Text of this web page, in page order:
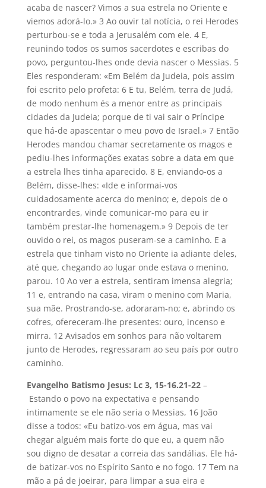
acaba de nascer? Vimos a sua estrela no Oriente e
viemos adorá-lo.» 3 Ao ouvir tal notícia, o rei Herodes
perturbou-se e toda a Jerusalém com ele. 4 E,
reunindo todos os sumos sacerdotes e escribas do
povo, perguntou-lhes onde devia nascer o Messias. 5
Eles responderam: «Em Belém da Judeia, pois assim
foi escrito pelo profeta: 6 E tu, Belém, terra de Judá,
de modo nenhum és a menor entre as principais
cidades da Judeia; porque de ti vai sair o Príncipe
que há-de apascentar o meu povo de Israel.» 7 Então
Herodes mandou chamar secretamente os magos e
pediu-lhes informações exatas sobre a data em que
a estrela lhes tinha aparecido. 8 E, enviando-os a
Belém, disse-lhes: «Ide e informai-vos
cuidadosamente acerca do menino; e, depois de o
encontrardes, vinde comunicar-mo para eu ir
também prestar-lhe homenagem.» 9 Depois de ter
ouvido o rei, os magos puseram-se a caminho. E a
estrela que tinham visto no Oriente ia adiante deles,
até que, chegando ao lugar onde estava o menino,
parou. 10 Ao ver a estrela, sentiram imensa alegria;
11 e, entrando na casa, viram o menino com Maria,
sua mãe. Prostrando-se, adoraram-no; e, abrindo os
cofres, ofereceram-lhe presentes: ouro, incenso e
mirra. 12 Avisados em sonhos para não voltarem
junto de Herodes, regressaram ao seu país por outro
caminho.
Evangelho Batismo Jesus: Lc 3, 15-16.21-22–
Estando o povo na expectativa e pensando
intimamente se ele não seria o Messias, 16 João
disse a todos: «Eu batizo-vos em água, mas vai
chegar alguém mais forte do que eu, a quem não
sou digno de desatar a correia das sandálias. Ele há-
de batizar-vos no Espírito Santo e no fogo. 17 Tem na
mão a pá de joeirar, para limpar a sua eira e